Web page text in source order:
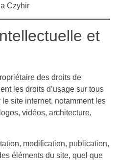
Czyhir
et
des droits de
les droits d’usage sur tous
site internet, notamment les
vidéos, architecture,
modification, publication,
éléments du site, quel que